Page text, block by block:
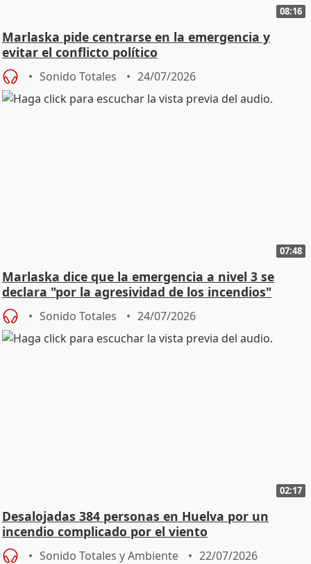
08:16
Marlaska pide centrarse en la emergencia y
evitar el conflicto político
Sonido Totales 24/07/2026
07:48
Marlaska dice que la emergencia a nivel 3 se
declara "por la agresividad de los incendios"
Sonido Totales 24/07/2026
02:17
Desalojadas 384 personas en Huelva por un
incendio complicado por el viento
Sonido Totales y Ambiente 22/07/2026